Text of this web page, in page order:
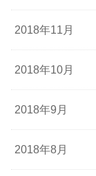
2018年11月
2018年10月
2018年9月
2018年8月